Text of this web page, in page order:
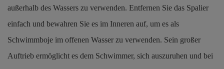
außerhalb des Wassers zu verwenden. Entfernen Sie das Spalier
einfach und bewahren Sie es im Inneren auf, um es als
Schwimmboje im offenen Wasser zu verwenden. Sein großer
Auftrieb ermöglicht es dem Schwimmer, sich auszuruhen und bei